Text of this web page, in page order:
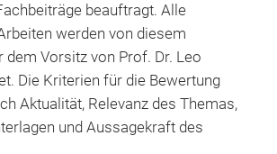
beauftragt. Alle
werden von diesem
dem Vorsitz von Prof. Dr. Leo
Die Kriterien für die Bewertung
Aktualität, Relevanz des Themas,
und Aussagekraft des